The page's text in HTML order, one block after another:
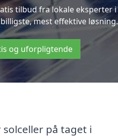
tilbud fra lokale eksperter i
mest effektive løsning.
og uforpligtende
på taget i